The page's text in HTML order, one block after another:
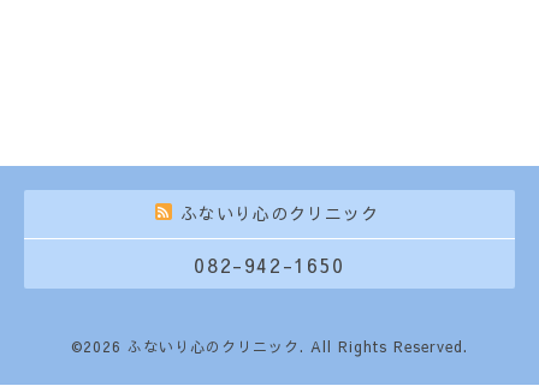
ふないり心のクリニック
082-942-1650
©2026 ふないり心のクリニック. All Rights Reserved.